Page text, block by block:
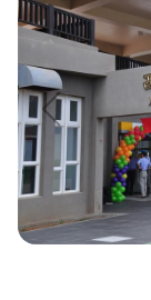
RSS
首長信箱
日本語
ไทย